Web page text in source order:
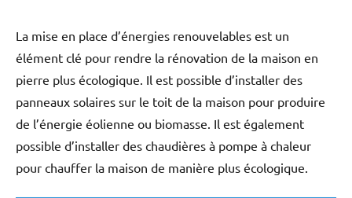
La mise en place d’énergies renouvelables est un
élément clé pour rendre la rénovation de la maison en
pierre plus écologique. Il est possible d’installer des
panneaux solaires sur le toit de la maison pour produire
de l’énergie éolienne ou biomasse. Il est également
possible d’installer des chaudières à pompe à chaleur
pour chauffer la maison de manière plus écologique.